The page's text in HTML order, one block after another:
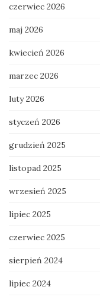
czerwiec 2026
maj 2026
kwiecień 2026
marzec 2026
luty 2026
styczeń 2026
grudzień 2025
listopad 2025
wrzesień 2025
lipiec 2025
czerwiec 2025
sierpień 2024
lipiec 2024